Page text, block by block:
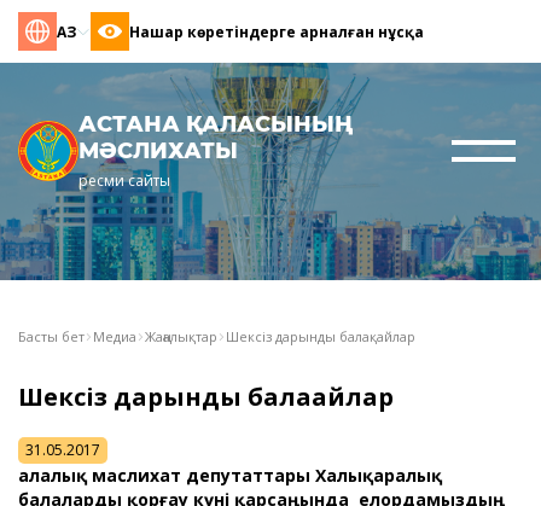
ҚАЗ Нашар көретіндерге арналған нұсқа
АСТАНА ҚАЛАСЫНЫҢ
МӘСЛИХАТЫ
ресми сайты
Басты бет Медиа Жаңалықтар Шексіз дарынды балақайлар
Шексіз дарынды балақайлар
31.05.2017
Қалалық маслихат депутаттары Халықаралық
балаларды қорғау күні қарсаңында елордамыздың